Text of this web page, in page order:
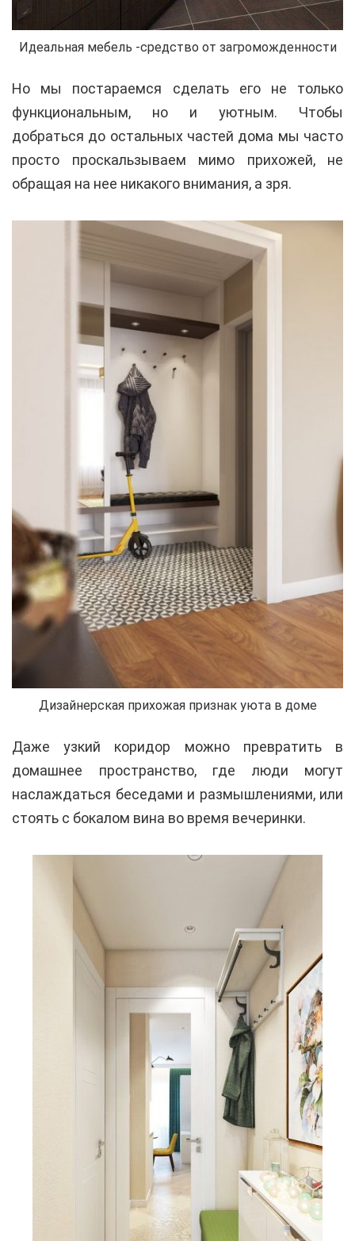
Идеальная мебель -средство от загроможденности
Но мы постараемся сделать его не только
функциональным, но и уютным. Чтобы
добраться до остальных частей дома мы часто
просто проскальзываем мимо прихожей, не
обращая на нее никакого внимания, а зря.
Дизайнерская прихожая признак уюта в доме
Даже узкий коридор можно превратить в
домашнее пространство, где люди могут
наслаждаться беседами и размышлениями, или
стоять с бокалом вина во время вечеринки.